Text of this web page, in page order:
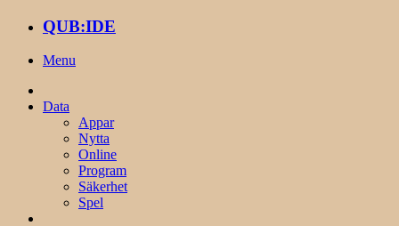
QUB:IDE
Menu
Data
Appar
Nytta
Online
Program
Säkerhet
Spel